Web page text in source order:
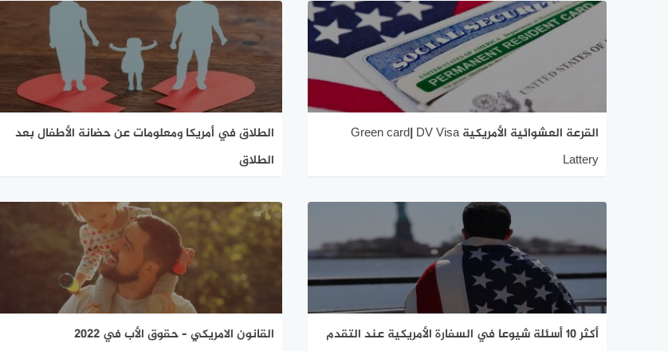
القرعة العشوائية الأمريكية Green card| DV Visa
Lattery
الطلاق في أمريكا ومعلومات عن حضانة الأطفال بعد
الطلاق
أكثر 10 أسئلة شيوعا في السفارة الأمريكية عند التقدم
القانون الامريكي – حقوق الأب في 2022